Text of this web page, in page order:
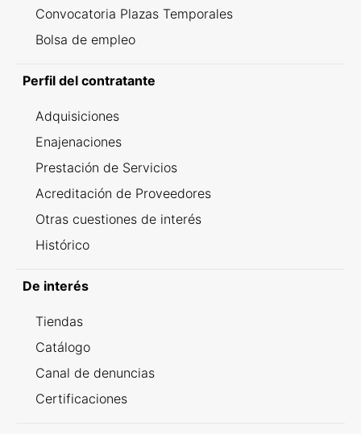
Convocatoria Plazas Temporales
Bolsa de empleo
Perfil del contratante
Adquisiciones
Enajenaciones
Prestación de Servicios
Acreditación de Proveedores
Otras cuestiones de interés
Histórico
De interés
Tiendas
Catálogo
Canal de denuncias
Certificaciones